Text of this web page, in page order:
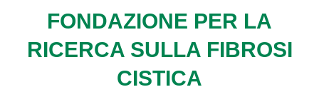
FONDAZIONE PER LA
RICERCA SULLA FIBROSI
CISTICA